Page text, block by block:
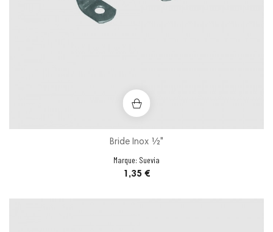
Bride Inox ½"
Marque: Suevia
Prix
1,35 €